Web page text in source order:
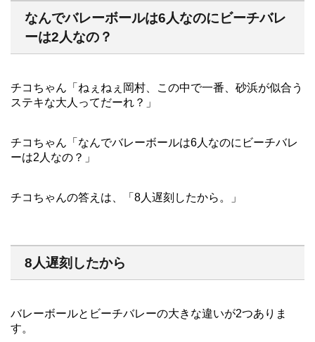
なんでバレーボールは6人なのにビーチバレ
ーは2人なの？
チコちゃん「ねぇねぇ岡村、この中で一番、砂浜が似合う
ステキな大人ってだーれ？」
チコちゃん「なんでバレーボールは6人なのにビーチバレ
ーは2人なの？」
チコちゃんの答えは、「8人遅刻したから。」
8人遅刻したから
バレーボールとビーチバレーの大きな違いが2つありま
す。